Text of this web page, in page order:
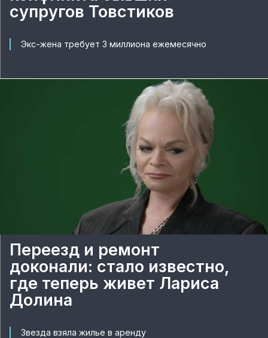
супругов Товстиков
Экс-жена требует 3 миллиона ежемесячно
Переезд и ремонт
доконали: стало известно,
где теперь живет Лариса
Долина
Звезда взяла жилье в аренду